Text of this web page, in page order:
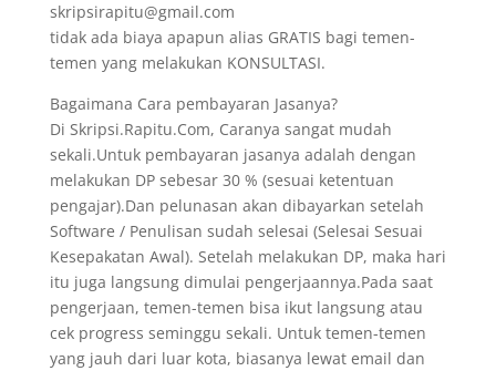
skripsirapitu@gmail.com
tidak ada biaya apapun alias GRATIS bagi temen-
temen yang melakukan KONSULTASI.
Bagaimana Cara pembayaran Jasanya?
Di Skripsi.Rapitu.Com, Caranya sangat mudah
sekali.Untuk pembayaran jasanya adalah dengan
melakukan DP sebesar 30 % (sesuai ketentuan
pengajar).Dan pelunasan akan dibayarkan setelah
Software / Penulisan sudah selesai (Selesai Sesuai
Kesepakatan Awal). Setelah melakukan DP, maka hari
itu juga langsung dimulai pengerjaannya.Pada saat
pengerjaan, temen-temen bisa ikut langsung atau
cek progress seminggu sekali. Untuk temen-temen
yang jauh dari luar kota, biasanya lewat email dan